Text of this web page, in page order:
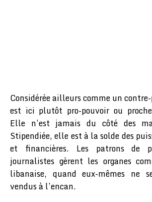
Considérée ailleurs comme un
est ici plutôt pro-pouvoir ou
Elle n’est jamais du côté des
Stipendiée, elle est à la solde des
et financières. Les patrons de
journalistes gèrent les organes
libanaise, quand eux-mêmes ne
vendus à l’encan.